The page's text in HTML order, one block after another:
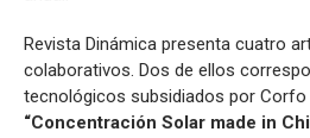
Revista Dinámica presenta cuatro
colaborativos. Dos de ellos
tecnológicos subsidiados por
“Concentración Solar made in